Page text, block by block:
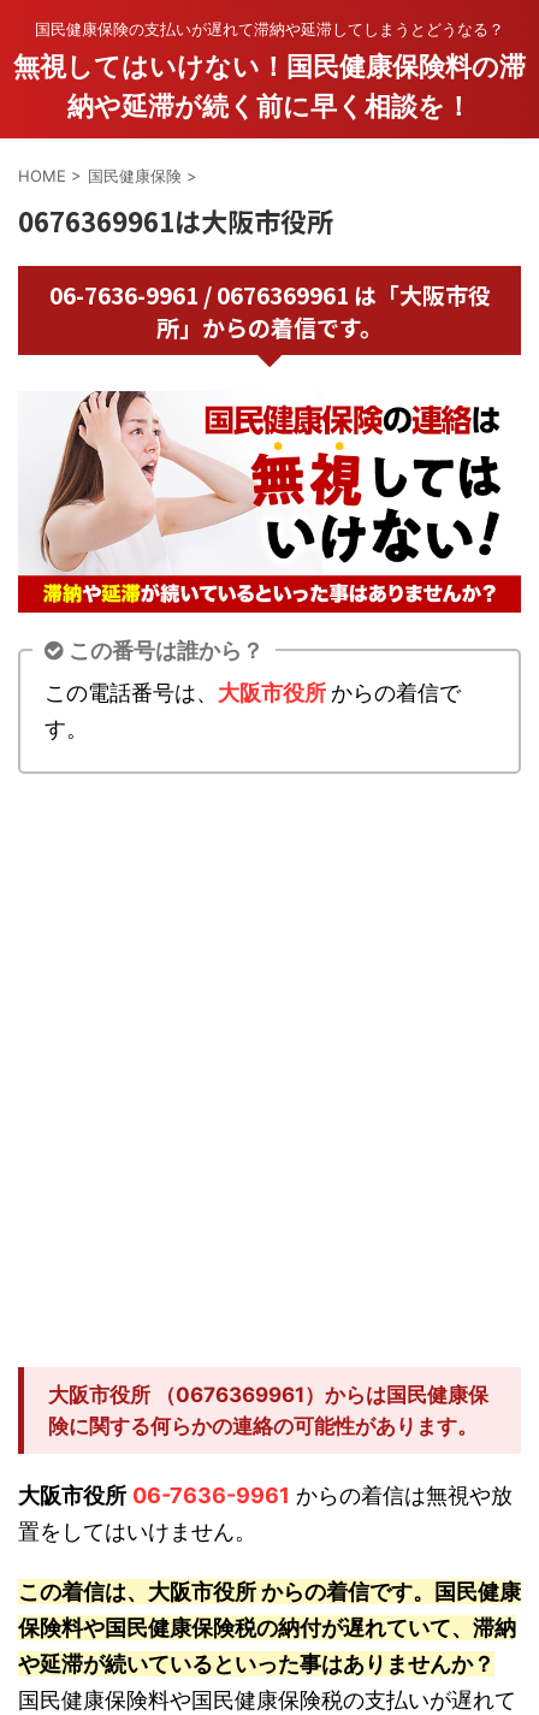
国民健康保険の支払いが遅れて滞納や延滞してしまうとどうなる？
無視してはいけない！国民健康保険料の滞
納や延滞が続く前に早く相談を！
HOME > 国民健康保険 >
0676369961は大阪市役所
06-7636-9961 / 0676369961 は「大阪市役
所」からの着信です。
この番号は誰から？
この電話番号は、 大阪市役所からの着信で
す。
大阪市役所 （0676369961）からは国民健康保
険に関する何らかの連絡の可能性があります。
大阪市役所 06-7636-9961 からの着信は無視や放
置をしてはいけません。
この着信は、大阪市役所 からの着信です。国民健康
保険料や国民健康保険税の納付が遅れていて、滞納
や延滞が続いているといった事はありませんか？
国民健康保険料や国民健康保険税の支払いが遅れて